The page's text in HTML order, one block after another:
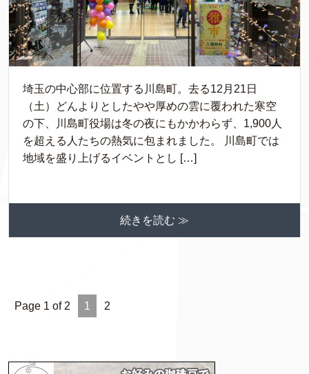
埼玉の中心部に位置する川島町。去る12月21日
（土）どんよりとしたやや厚めの雲に覆われた寒空
の下、川島町役場は冬の夜にもかかわらず、1,900人
を超える人たちの熱気に包まれました。 川島町では
地域を盛り上げるイベントとし […]
続きを読む ≫
Page 1 of 2 1 2